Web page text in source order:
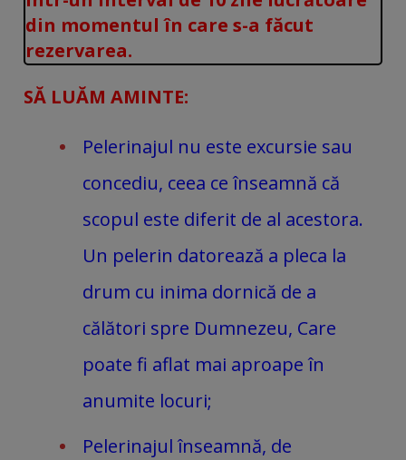
din momentul în care s-a făcut
rezervarea.
SĂ LUĂM AMINTE:
Pelerinajul nu este excursie sau
concediu, ceea ce înseamnă că
scopul este diferit de al acestora.
Un pelerin datorează a pleca la
drum cu inima dornică de a
călători spre Dumnezeu, Care
poate fi aflat mai aproape în
anumite locuri;
Pelerinajul înseamnă, de